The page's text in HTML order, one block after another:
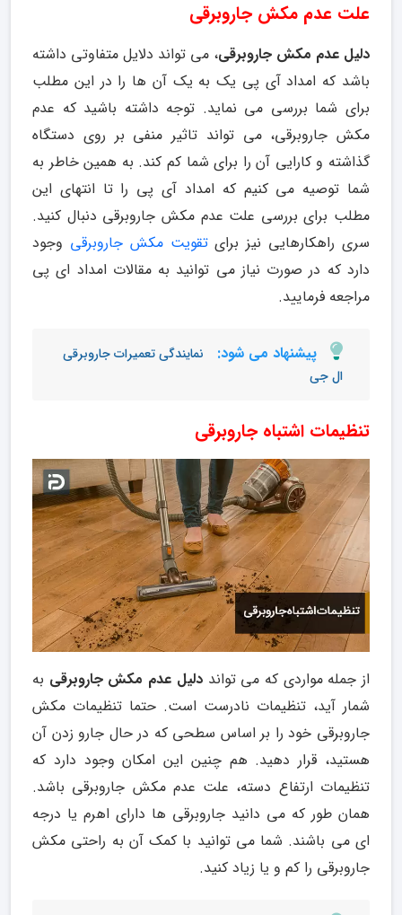
علت عدم مکش جاروبرقی
دلیل عدم مکش جاروبرقی، می تواند دلایل متفاوتی داشته
باشد که امداد آی پی یک به یک آن ها را در این مطلب
برای شما بررسی می نماید. توجه داشته باشید که عدم
مکش جاروبرقی، می تواند تاثیر منفی بر روی دستگاه
گذاشته و کارایی آن را برای شما کم کند. به همین خاطر به
شما توصیه می کنیم که امداد آی پی را تا انتهای این
مطلب برای بررسی علت عدم مکش جاروبرقی دنبال کنید.
سری راهکارهایی نیز برایتقویت مکش جاروبرقی وجود
دارد که در صورت نیاز می توانید به مقالات امداد ای پی
مراجعه فرمایید.
پیشنهاد می شود:
نمایندگی تعمیرات جاروبرقی
ال جی
تنظیمات اشتباه جاروبرقی
از جمله مواردی که می توانددلیل عدم مکش جاروبرقی به
شمار آید، تنظیمات نادرست است. حتما تنظیمات مکش
جاروبرقی خود را بر اساس سطحی که در حال جارو زدن آن
هستید، قرار دهید. هم چنین این امکان وجود دارد که
تنظیمات ارتفاع دسته، علت عدم مکش جاروبرقی باشد.
همان طور که می دانید جاروبرقی ها دارای اهرم یا درجه
ای می باشند. شما می توانید با کمک آن به راحتی مکش
جاروبرقی را کم و یا زیاد کنید.